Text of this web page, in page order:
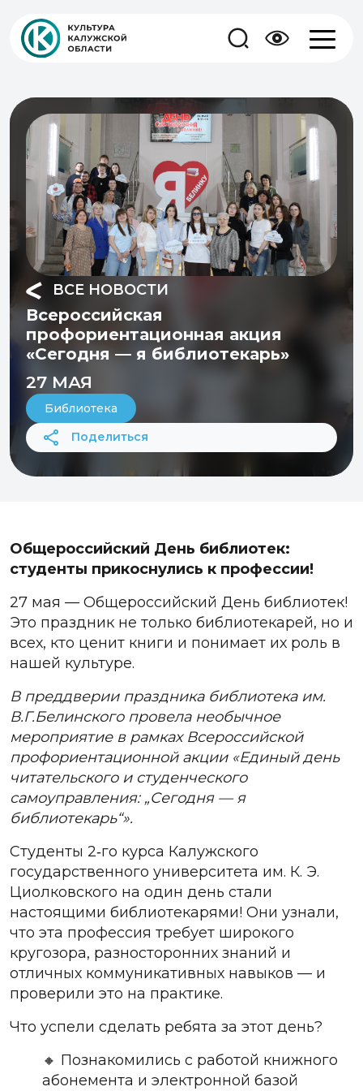
ВСЕ НОВОСТИ
Всероссийская
профориентационная акция
«Сегодня — я библиотекарь»
27 МАЯ
Библиотека
Поделиться
Общероссийский День библиотек:
студенты прикоснулись к профессии!
27 мая — Общероссийский День библиотек!
Это праздник не только библиотекарей, но и
всех, кто ценит книги и понимает их роль в
нашей культуре.
В преддверии праздника библиотека им.
В.Г.Белинского провела необычное
мероприятие в рамках Всероссийской
профориентационной акции «Единый день
читательского и студенческого
самоуправления: „Сегодня — я
библиотекарь“».
Студенты 2‑го курса Калужского
государственного университета им. К. Э.
Циолковского на один день стали
настоящими библиотекарями! Они узнали,
что эта профессия требует широкого
кругозора, разносторонних знаний и
отличных коммуникативных навыков — и
проверили это на практике.
Что успели сделать ребята за этот день?
🔸 Познакомились с работой книжного
абонемента и электронной базой